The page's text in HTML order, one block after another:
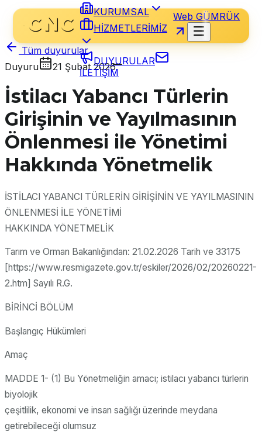
KURUMSAL
HİZMETLERİMİZ
DUYURULAR
İLETİŞİM
Web GÜMRÜK
Tüm duyurular
Duyuru
21 Şubat 2026
İstilacı Yabancı Türlerin
Girişinin ve Yayılmasının
Önlenmesi ile Yönetimi
Hakkında Yönetmelik
İSTİLACI YABANCI TÜRLERİN GİRİŞİNİN VE YAYILMASININ
ÖNLENMESİ İLE YÖNETİMİ
HAKKINDA YÖNETMELİK
Tarım ve Orman Bakanlığından: 21.02.2026 Tarih ve 33175
[https://www.resmigazete.gov.tr/eskiler/2026/02/20260221-
2.htm] Sayılı R.G.
BİRİNCİ BÖLÜM
Başlangıç Hükümleri
Amaç
MADDE 1- (1) Bu Yönetmeliğin amacı; istilacı yabancı türlerin
biyolojik
çeşitlilik, ekonomi ve insan sağlığı üzerinde meydana
getirebileceği olumsuz